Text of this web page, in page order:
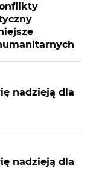
nadzieją dla
nadzieją dla